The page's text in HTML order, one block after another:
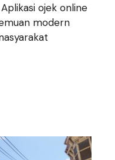
ojek online
modern